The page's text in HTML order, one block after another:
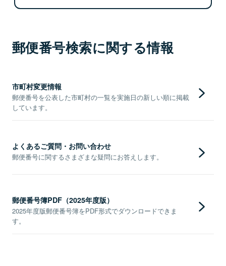
郵便番号検索に関する情報
市町村変更情報
郵便番号を公表した市町村の一覧を実施日の新しい順に掲載
しています。
よくあるご質問・お問い合わせ
郵便番号に関するさまざまな疑問にお答えします。
郵便番号簿PDF（2025年度版）
2025年度版郵便番号簿をPDF形式でダウンロードできま
す。